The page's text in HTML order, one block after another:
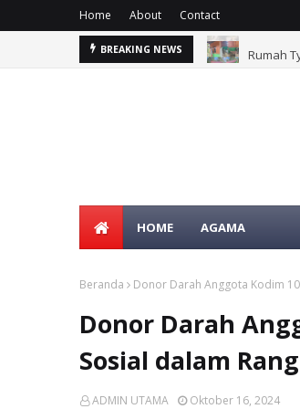
Home About Contact
BREAKING NEWS Rumah
HOME AGAMA
Beranda Donor Darah Anggota Kodim
Donor Darah
Sosial dalam
ADMIN UTAMA Oktober 16, 2024